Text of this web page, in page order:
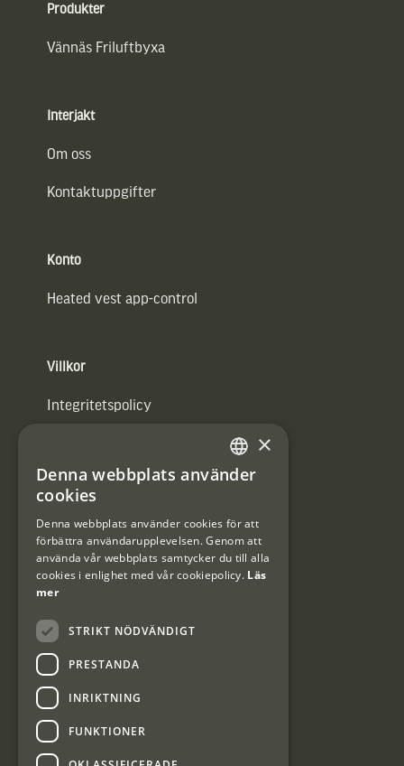
Produkter
Vännäs Friluftbyxa
Interjakt
Om oss
Kontaktuppgifter
Konto
Heated vest app-control
Villkor
Integritetspolicy
#Interjaktfamily
Kundklubb
Information om kundklubben.
SWEDISH
×
Denna webbplats använder
cookies
Denna webbplats använder cookies för att
förbättra användarupplevelsen. Genom att
använda vår webbplats samtycker du till alla
cookies i enlighet med vår cookiepolicy. Läs
mer
STRIKT NÖDVÄNDIGT
PRESTANDA
INRIKTNING
FUNKTIONER